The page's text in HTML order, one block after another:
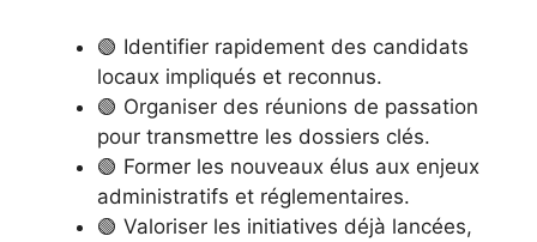
🟢 Identifier rapidement des candidats
locaux impliqués et reconnus.
🟢 Organiser des réunions de passation
pour transmettre les dossiers clés.
🟢 Former les nouveaux élus aux enjeux
administratifs et réglementaires.
🟢 Valoriser les initiatives déjà lancées,